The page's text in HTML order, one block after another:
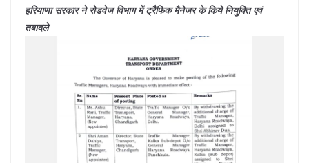
हरियाणा सरकार ने रोडवेज विभाग में ट्रैफिक मैनेजर के किये नियुक्ति एवं
तबादले